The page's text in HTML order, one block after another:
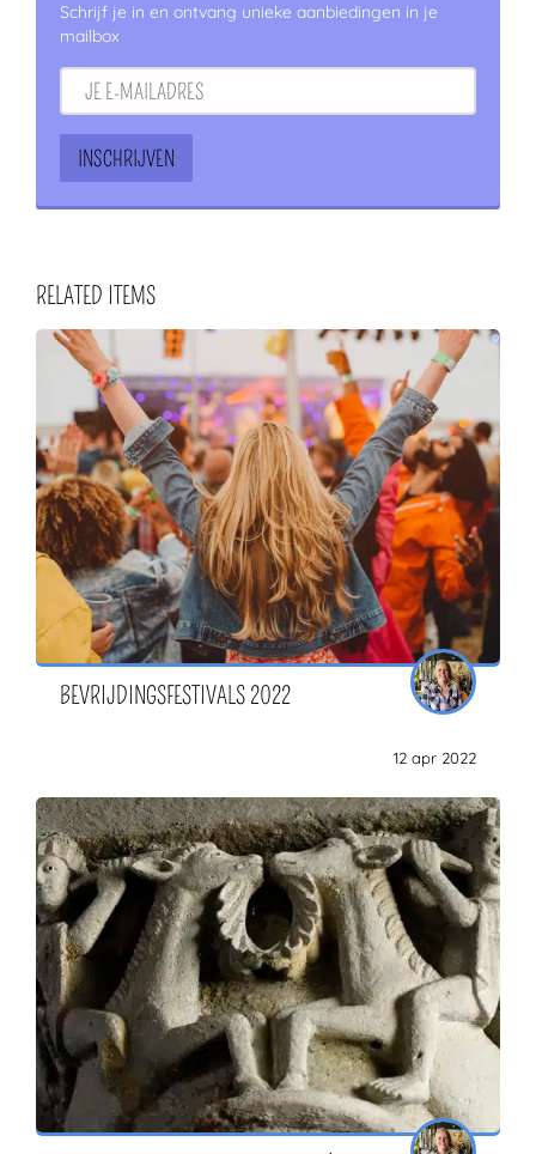
Schrijf je in en ontvang unieke aanbiedingen in je
mailbox
RELATED ITEMS
BEVRIJDINGSFESTIVALS 2022
12 apr 2022